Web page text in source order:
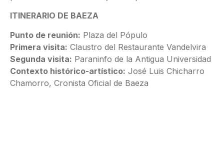
ITINERARIO DE BAEZA
Punto de reunión: Plaza del Pópulo
Primera visita: Claustro del Restaurante Vandelvira
Segunda visita: Paraninfo de la Antigua Universidad
Contexto histórico-artístico: José Luis Chicharro
Chamorro, Cronista Oficial de Baeza